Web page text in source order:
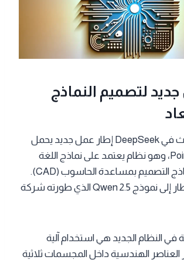
لتصميم النماذج
اقترح فريق البحث في DeepSeek إطار عمل جديد يحمل
اسم Pointer-CAD، وهو نظام يعتمد على نماذج اللغة
الكبيرة لتوليد نماذج التصميم بمساعدة الحاسوب (CAD).
ويستند هذا الإطار إلى نموذج Qwen 2.5 الذي طورته شركة
في النظام الجديد هي استخدام آلية
العناصر الهندسية داخل المجسمات ثلاثية